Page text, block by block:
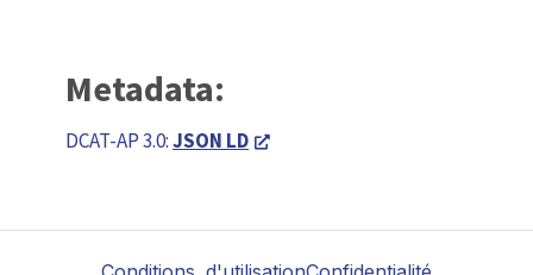
Metadata:
DCAT-AP 3.0:JSON LD